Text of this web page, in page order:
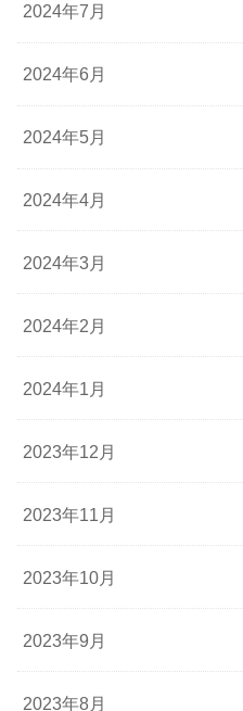
2024年7月
2024年6月
2024年5月
2024年4月
2024年3月
2024年2月
2024年1月
2023年12月
2023年11月
2023年10月
2023年9月
2023年8月